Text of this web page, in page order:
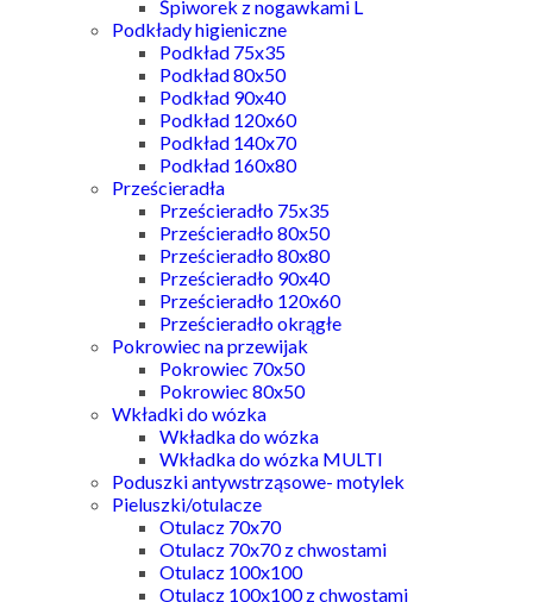
Śpiworek z nogawkami L
Podkłady higieniczne
Podkład 75x35
Podkład 80x50
Podkład 90x40
Podkład 120x60
Podkład 140x70
Podkład 160x80
Prześcieradła
Prześcieradło 75x35
Prześcieradło 80x50
Prześcieradło 80x80
Prześcieradło 90x40
Prześcieradło 120x60
Prześcieradło okrągłe
Pokrowiec na przewijak
Pokrowiec 70x50
Pokrowiec 80x50
Wkładki do wózka
Wkładka do wózka
Wkładka do wózka MULTI
Poduszki antywstrząsowe- motylek
Pieluszki/otulacze
Otulacz 70x70
Otulacz 70x70 z chwostami
Otulacz 100x100
Otulacz 100x100 z chwostami